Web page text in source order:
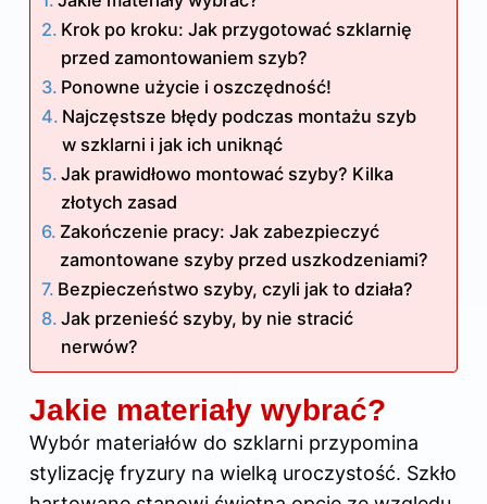
Krok po kroku: Jak przygotować szklarnię
przed zamontowaniem szyb?
Ponowne użycie i oszczędność!
Najczęstsze błędy podczas montażu szyb
w szklarni i jak ich uniknąć
Jak prawidłowo montować szyby? Kilka
złotych zasad
Zakończenie pracy: Jak zabezpieczyć
zamontowane szyby przed uszkodzeniami?
Bezpieczeństwo szyby, czyli jak to działa?
Jak przenieść szyby, by nie stracić
nerwów?
Jakie materiały wybrać?
Wybór materiałów do szklarni przypomina
stylizację fryzury na wielką uroczystość. Szkło